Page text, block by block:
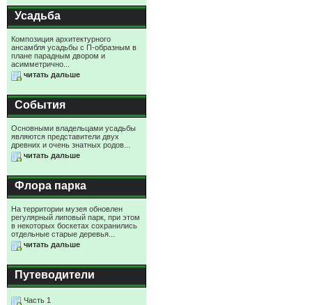
Усадьба
Композиция архитектурного
ансамбля усадьбы с П-образным в
плане парадным двором и
асимметрично...
читать дальше
События
Основными владельцами усадьбы
являются представители двух
древних и очень знатных родов...
читать дальше
Флора парка
На территории музея обновлен
регулярный липовый парк, при этом
в некоторых боскетах сохранились
отдельные старые деревья...
читать дальше
Путеводители
Часть 1